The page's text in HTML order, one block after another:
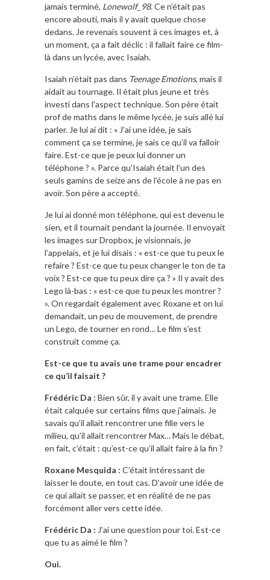
jamais terminé, Lonewolf_98. Ce n’était pas
encore abouti, mais il y avait quelque chose
dedans. Je revenais souvent à ces images et, à
un moment, ça a fait déclic : il fallait faire ce film-
là dans un lycée, avec Isaiah.
Isaiah n’était pas dans Teenage Emotions, mais il
aidait au tournage. Il était plus jeune et très
investi dans l’aspect technique. Son père était
prof de maths dans le même lycée, je suis allé lui
parler. Je lui ai dit : « J’ai une idée, je sais
comment ça se termine, je sais ce qu’il va falloir
faire. Est-ce que je peux lui donner un
téléphone ? ». Parce qu’Isaiah était l’un des
seuls gamins de seize ans de l’école à ne pas en
avoir. Son père a accepté.
Je lui ai donné mon téléphone, qui est devenu le
sien, et il tournait pendant la journée. Il envoyait
les images sur Dropbox, je visionnais, je
l’appelais, et je lui disais : « est-ce que tu peux le
refaire ? Est-ce que tu peux changer le ton de ta
voix ? Est-ce que tu peux dire ça ? » Il y avait des
Lego là-bas : « est-ce que tu peux les montrer ?
». On regardait également avec Roxane et on lui
demandait, un peu de mouvement, de prendre
un Lego, de tourner en rond… Le film s’est
construit comme ça.
Est-ce que tu avais une trame pour encadrer
ce qu’il faisait ?
Frédéric Da : Bien sûr, il y avait une trame. Elle
était calquée sur certains films que j’aimais. Je
savais qu’il allait rencontrer une fille vers le
milieu, qu’il allait rencontrer Max… Mais le débat,
en fait, c’était : qu’est-ce qu’il allait faire à la fin ?
Roxane Mesquida : C’était intéressant de
laisser le doute, en tout cas. D’avoir une idée de
ce qui allait se passer, et en réalité de ne pas
forcément aller vers cette idée.
Frédéric Da : J’ai une question pour toi. Est-ce
que tu as aimé le film ?
Oui.